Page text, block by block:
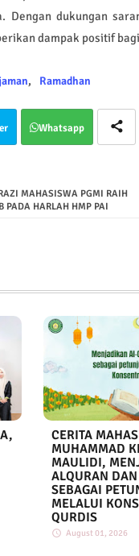
Dengan dukungan
dampak positif
Ramadhan
Whatsapp
MAHASISWA PGMI RAIH
PADA HARLAH HMP PAI
CERITA
MUHAMMAD
MAULIDI,
ALQURAN
SEBAGAI
MELALUI
QURDIS
August 01, 2026